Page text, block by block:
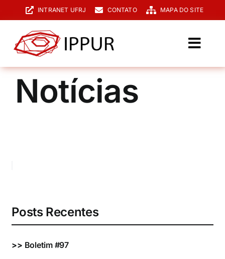
para
conteúdo
INTRANET UFRJ CONTATO MAPA DO SITE
O IPPUR
Graduação
Eventos e Certificados
Notícias
Posts Recentes
>> Boletim #97